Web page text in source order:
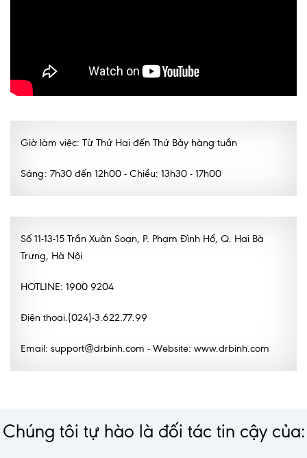
Bác sĩ online - Tư vấn từ xa
Dịch vụ Y tế gia đình – MEDI-HOME
Giờ làm việc: Từ Thứ Hai đến Thứ Bảy hàng tuần
Sáng: 7h30 đến 12h00 - Chiều: 13h30 - 17h00
Số 11-13-15 Trần Xuân Soạn, P. Phạm Đình Hổ, Q. Hai Bà
Trưng, Hà Nội
HOTLINE: 1900 9204
Điện thoại.(024)-3.622.77.99
Email: support@drbinh.com - Website: www.drbinh.com
Chúng tôi tự hào là đối tác tin cậy của: